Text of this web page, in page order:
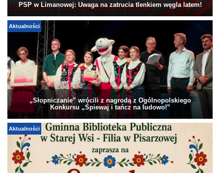
PSP w Limanowej: Uwaga na zatrucia tlenkiem węgla latem!
Aktualności
„Słopniczanie” wrócili z nagrodą z Ogólnopolskiego
Konkursu „Śpiewaj i tańcz na ludowo!”
Aktualności